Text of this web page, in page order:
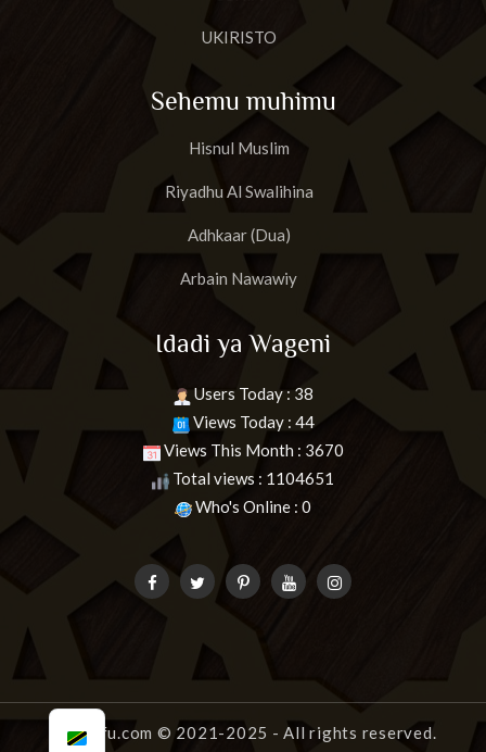
UKIRISTO
Sehemu muhimu
Hisnul Muslim
Riyadhu Al Swalihina
Adhkaar (Dua)
Arbain Nawawiy
Idadi ya Wageni
Users Today : 38
Views Today : 44
Views This Month : 3670
Total views : 1104651
Who's Online : 0
uongofu.com © 2021-2025 - All rights reserved.